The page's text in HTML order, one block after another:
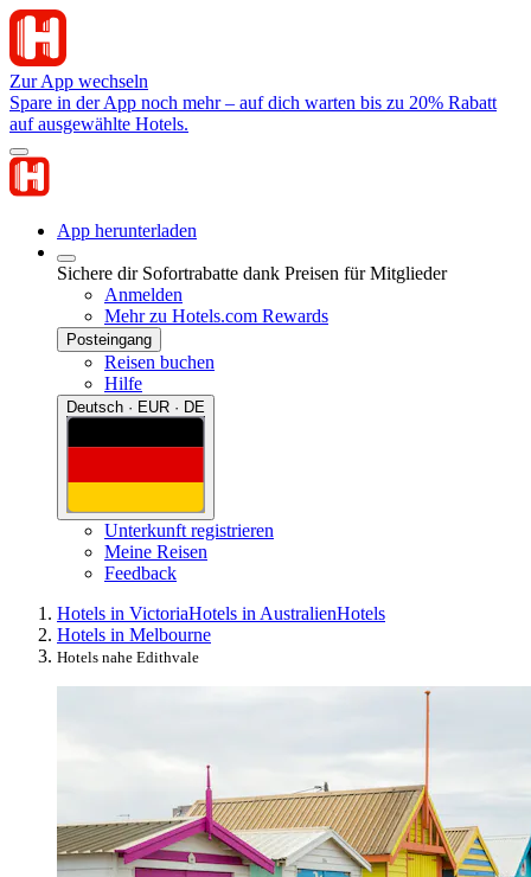
Zur App wechseln
Spare in der App noch mehr – auf dich warten bis zu 20% Rabatt
auf ausgewählte Hotels.
App herunterladen
Sichere dir Sofortrabatte dank Preisen für Mitglieder
Anmelden
Mehr zu Hotels.com Rewards
Posteingang
Reisen buchen
Hilfe
Deutsch · EUR · DE
Unterkunft registrieren
Meine Reisen
Feedback
Hotels in VictoriaHotels in AustralienHotels
Hotels in Melbourne
Hotels nahe Edithvale